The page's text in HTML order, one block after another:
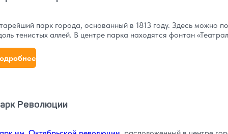
парк города, основанный в 1813 году. Здесь можно
тенистых аллей. В центре парка находятся фонтан
Революции